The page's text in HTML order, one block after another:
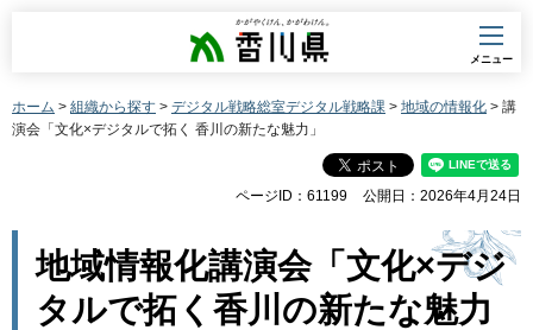
香川県
メニュー
ホーム > 組織から探す > デジタル戦略総室デジタル戦略課 > 地域の情報化 > 講
演会「文化×デジタルで拓く 香川の新たな魅力」
ページID：61199 公開日：2026年4月24日
地域情報化講演会「文化×デジ
タルで拓く香川の新たな魅力